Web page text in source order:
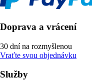
Doprava a vrácení
30 dní na rozmyšlenou
Vraťte svou objednávku
Služby